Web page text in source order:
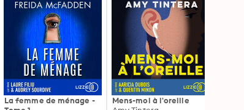
La femme de ménage -
Mens-moi à l'oreille